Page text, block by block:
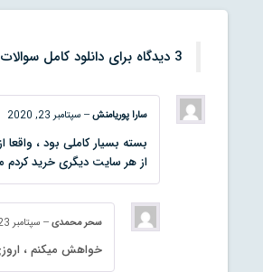
3 دیدگاه برای دانلود کامل
سارا پوریامنش– سپتامبر 23, 2020
بسته بسیار کاملی بود ،
از هر سایت دیگری خرید
سحر محمدی– سپتامبر 23, 2020
خواهش میکنم ،